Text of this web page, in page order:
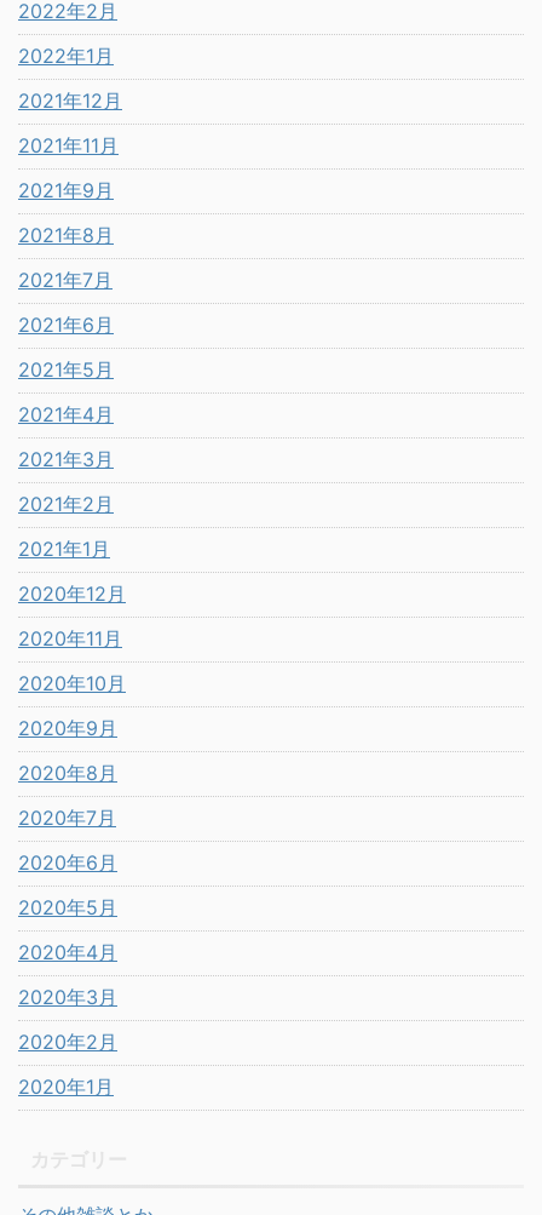
2022年2月
2022年1月
2021年12月
2021年11月
2021年9月
2021年8月
2021年7月
2021年6月
2021年5月
2021年4月
2021年3月
2021年2月
2021年1月
2020年12月
2020年11月
2020年10月
2020年9月
2020年8月
2020年7月
2020年6月
2020年5月
2020年4月
2020年3月
2020年2月
2020年1月